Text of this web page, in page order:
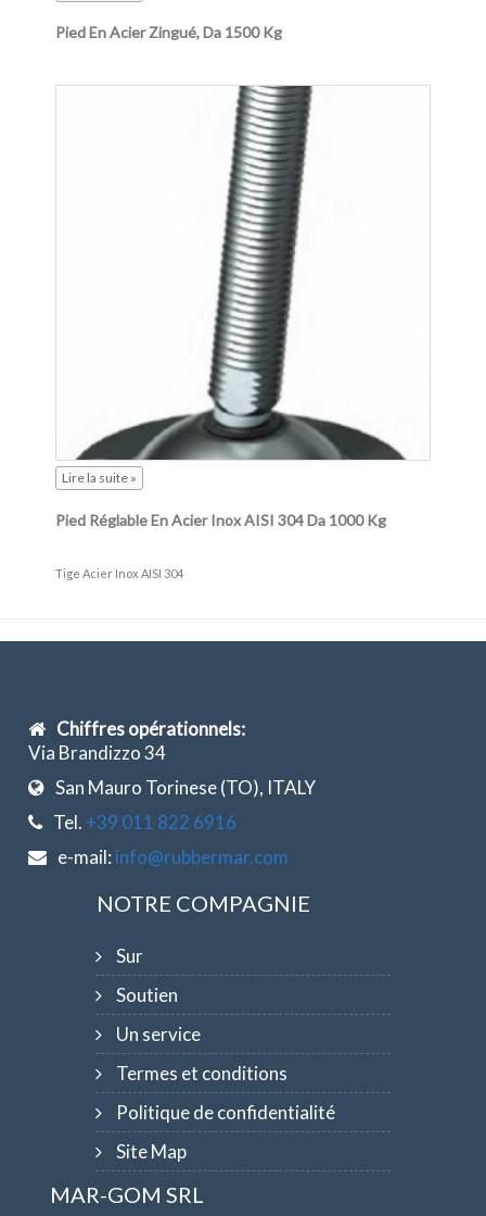
Pied En Acier Zingué, Da 1500 Kg
Lire la suite »
Pied Réglable En Acier Inox AISI 304 Da 1000 Kg
Tige Acier Inox AISI 304
Chiffres opérationnels:
Via Brandizzo 34
San Mauro Torinese (TO), ITALY
Tel. +39 011 822 6916
e-mail: info@rubbermar.com
NOTRE COMPAGNIE
Sur
Soutien
Un service
Termes et conditions
Politique de confidentialité
Site Map
MAR-GOM SRL